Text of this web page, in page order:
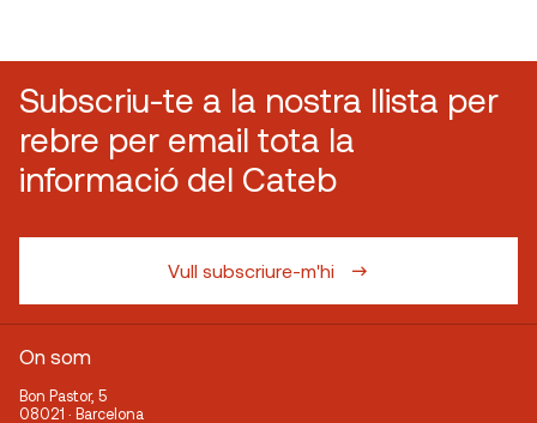
Subscriu-te a la nostra llista per
rebre per email tota la
informació del Cateb
Vull subscriure-m'hi
On som
Bon Pastor, 5
08021 · Barcelona